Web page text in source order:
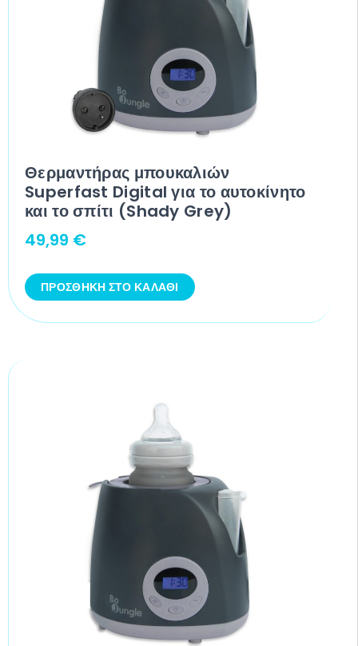
Θερμαντήρας μπουκαλιών
Superfast Digital για το αυτοκίνητο
και το σπίτι (Shady Grey)
49,99 €
ΠΡΟΣΘΉΚΗ ΣΤΟ ΚΑΛΆΘΙ